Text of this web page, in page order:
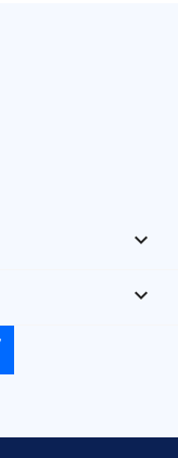

